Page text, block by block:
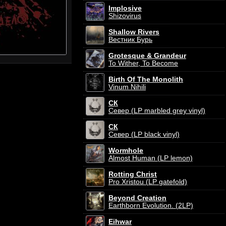
Implosive
Shizovirus
Shallow Rivers
Вестник Бурь
Grotesque & Grandeur
To Wither, To Become
Birth Of The Monolith
Vinum Nihili
СК
Север (LP marbled grey vinyl)
СК
Север (LP black vinyl)
Wormhole
Almost Human (LP lemon)
Rotting Christ
Pro Xristou (LP gatefold)
Beyond Creation
Earthborn Evolution. (2LP)
Eihwar